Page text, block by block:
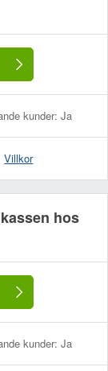
kunder: Ja
Villkor
hos
kunder: Ja